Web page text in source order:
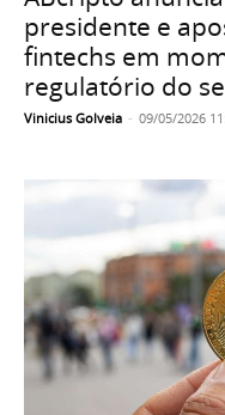
presidente e
fintechs em
regulatório do
Vinicius Golveia - 09/05/2026